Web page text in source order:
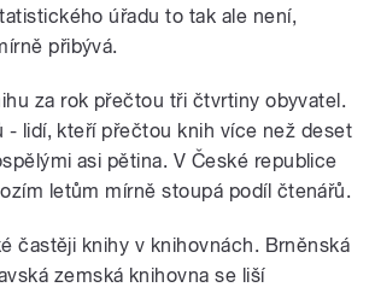
úřadu to tak ale není,
přibývá.
za rok přečtou tři čtvrtiny obyvatel.
- lidí, kteří přečtou knih více než deset
asi pětina. V České republice
letům mírně stoupá podíl čtenářů.
častěji knihy v knihovnách. Brněnská
zemská knihovna se liší